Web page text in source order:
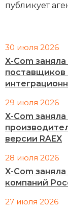
публикует
30 июля 2026
X-Com
29 июля 2026
X-Com
версии RAEX
28 июля 2026
X-Com
компаний
27 июля 2026